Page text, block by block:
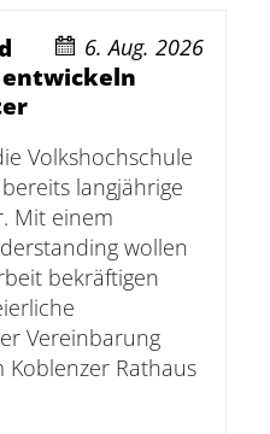
6. Aug. 2026
Volkshochschule
langjährige
Mit einem
wollen
bekräftigen
Vereinbarung
Koblenzer Rathaus